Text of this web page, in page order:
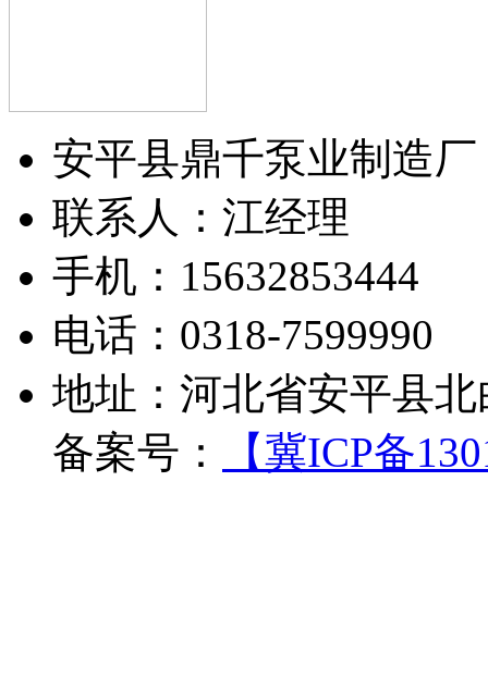
安平县鼎千泵业制造厂
联系人：江经理
手机：15632853444
电话：0318-7599990
地址：河北省安平县
备案号：
【冀ICP备